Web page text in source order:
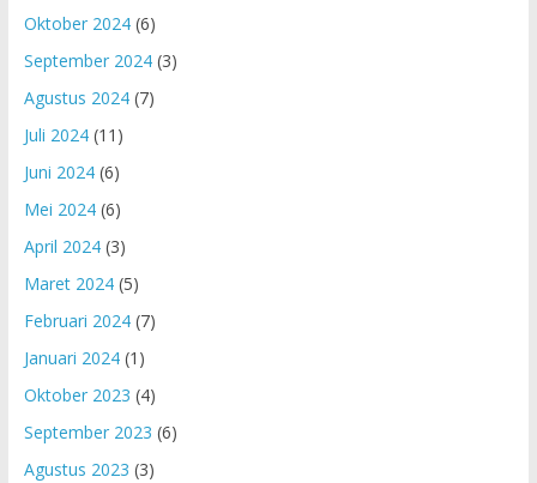
Oktober 2024(6)
September 2024(3)
Agustus 2024(7)
Juli 2024(11)
Juni 2024(6)
Mei 2024(6)
April 2024(3)
Maret 2024(5)
Februari 2024(7)
Januari 2024(1)
Oktober 2023 (4)
September 2023 (6)
Agustus 2023 (3)